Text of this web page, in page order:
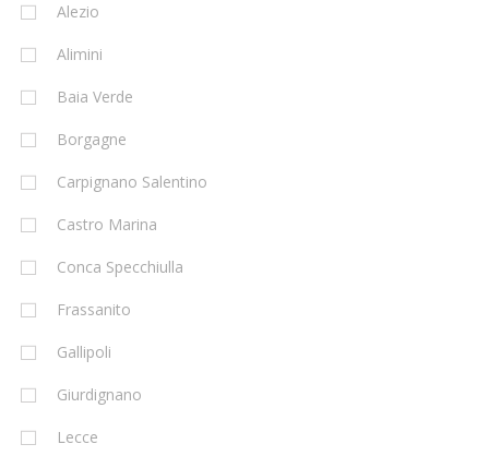
Alezio
Alimini
Baia Verde
Borgagne
Carpignano Salentino
Castro Marina
Conca Specchiulla
Frassanito
Gallipoli
Giurdignano
Lecce